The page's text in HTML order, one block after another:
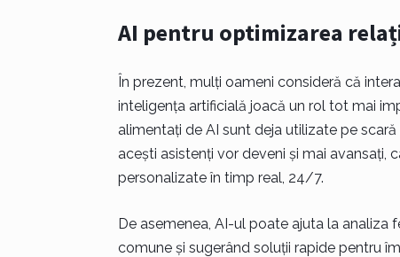
AI pentru optimizarea
În prezent, mulți oameni consideră că
inteligența artificială joacă un rol tot mai
alimentați de AI sunt deja utilizate pe
acești asistenți vor deveni și mai avansați,
personalizate în timp real, 24/7.
De asemenea, AI-ul poate ajuta la
comune și sugerând soluții rapide pentru